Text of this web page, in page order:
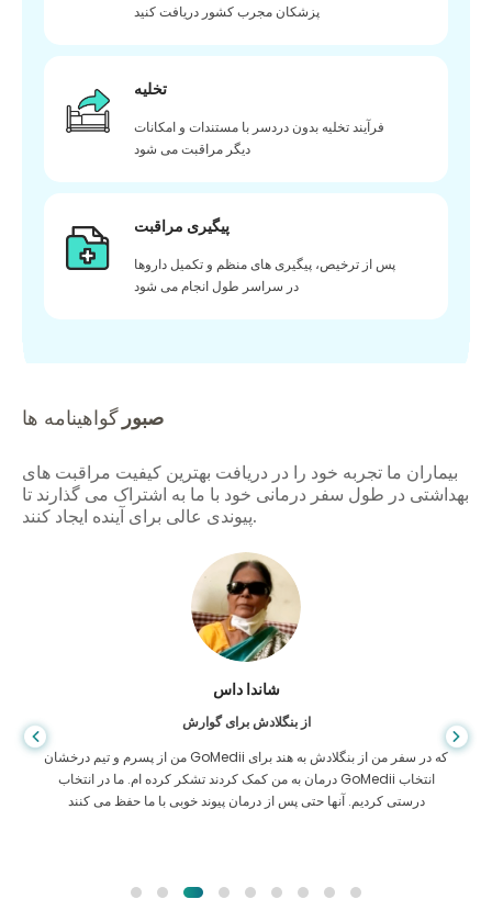
پزشکان مجرب کشور دریافت کنید
تخلیه
فرآیند تخلیه بدون دردسر با مستندات و امکانات
دیگر مراقبت می شود
پیگیری مراقبت
پس از ترخیص، پیگیری های منظم و تکمیل داروها
در سراسر طول انجام می شود
صبور گواهینامه ها
بیماران ما تجربه خود را در دریافت بهترین کیفیت مراقبت های
بهداشتی در طول سفر درمانی خود با ما به اشتراک می گذارند تا
پیوندی عالی برای آینده ایجاد کنند.
شاندا داس
از بنگلادش برای گوارش
من از پسرم و تیم درخشان GoMedii که در سفر من از بنگلادش به هند برای
درمان به من کمک کردند تشکر کرده ام. ما در انتخاب GoMedii انتخاب
درستی کردیم. آنها حتی پس از درمان پیوند خوبی با ما حفظ می کنند